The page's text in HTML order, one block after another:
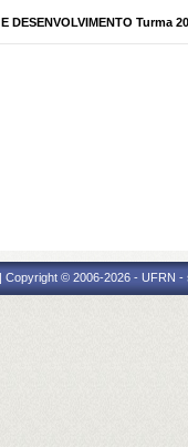
DESENVOLVIMENTO Turma
© 2006-2026 - UFRN